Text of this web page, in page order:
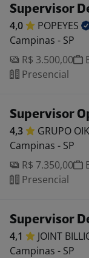
Supervisor
4,0
POPEYES
Campinas - SP
R$ 3.500,00
Presencial
Supervisor
4,3 GRUPO
Campinas - SP
R$ 7.350,00
Presencial
Supervisor
4,1 JOINT
Campinas - SP